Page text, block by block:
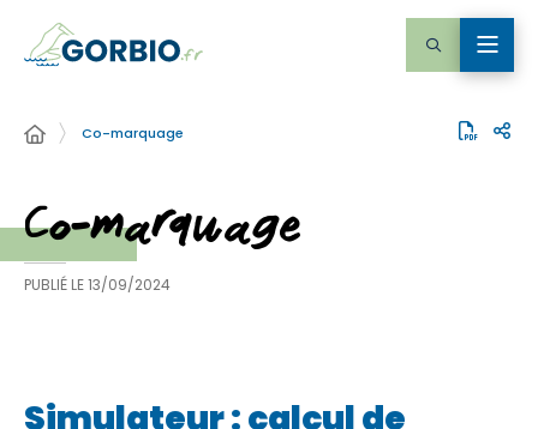
Co-marquage
Co-marquage
PUBLIÉ LE13/09/2024
Simulateur : calcul de